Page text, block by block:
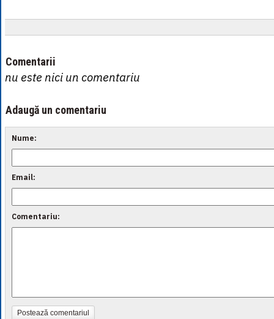
Comentarii
nu este nici un comentariu
Adaugă un comentariu
Nume:
Email:
Comentariu:
Postează comentariul